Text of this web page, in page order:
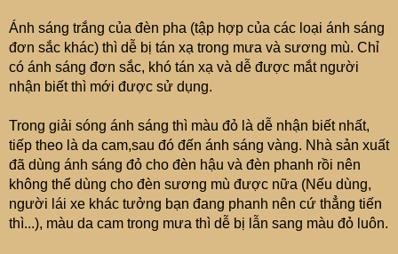
Ánh sáng trắng của đèn pha (tập hợp của các loại ánh sáng
đơn sắc khác) thì dễ bị tán xạ trong mưa và sương mù. Chỉ
có ánh sáng đơn sắc, khó tán xạ và dễ được mắt người
nhận biết thì mới được sử dụng.
Trong giải sóng ánh sáng thì màu đỏ là dễ nhận biết nhất,
tiếp theo là da cam,sau đó đến ánh sáng vàng. Nhà sản xuất
đã dùng ánh sáng đỏ cho đèn hậu và đèn phanh rồi nên
không thể dùng cho đèn sương mù được nữa (Nếu dùng,
người lái xe khác tưởng bạn đang phanh nên cứ thẳng tiến
thì...), màu da cam trong mưa thì dễ bị lẫn sang màu đỏ luôn.